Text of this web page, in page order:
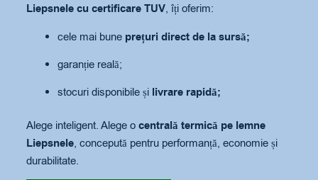
Liepsnele cu certificare TUV, îți oferim:
cele mai bune prețuri direct de la sursă;
garanție reală;
stocuri disponibile și livrare rapidă;
Alege inteligent. Alege o centrală termică pe lemne
Liepsnele, concepută pentru performanță, economie și
durabilitate.